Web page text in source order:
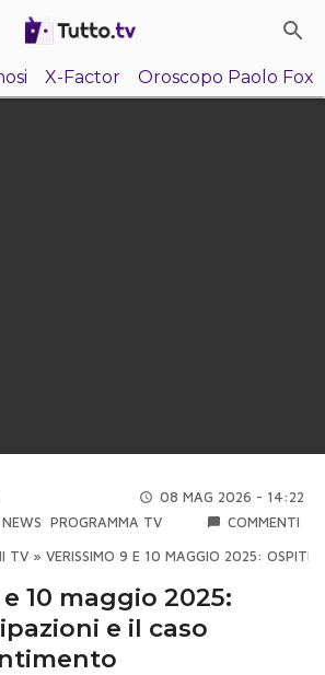
X-Factor Oroscopo Paolo Fox
08 MAG 2026 - 14:22
NEWS PROGRAMMA TV COMMENTI
TV » VERISSIMO 9 E 10 MAGGIO 2025: OSPITI,
10 maggio 2025:
e il caso